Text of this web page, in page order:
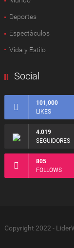
Deportes
Espectàculos
Vida y Estilo
Social
101,000
LIKES
4.019
SEGUIDORES
805
FOLLOWS
Copyright 2022 -